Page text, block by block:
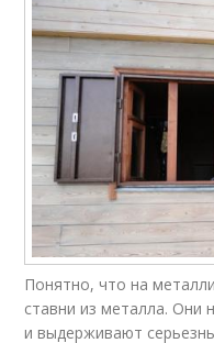
Понятно, что на
ставни из металла. Они
и выдерживают